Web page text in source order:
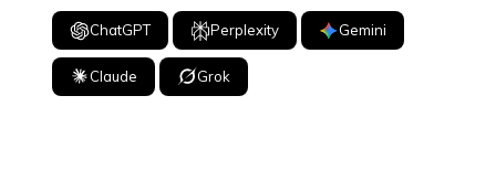
ChatGPT Perplexity Gemini
Claude Grok